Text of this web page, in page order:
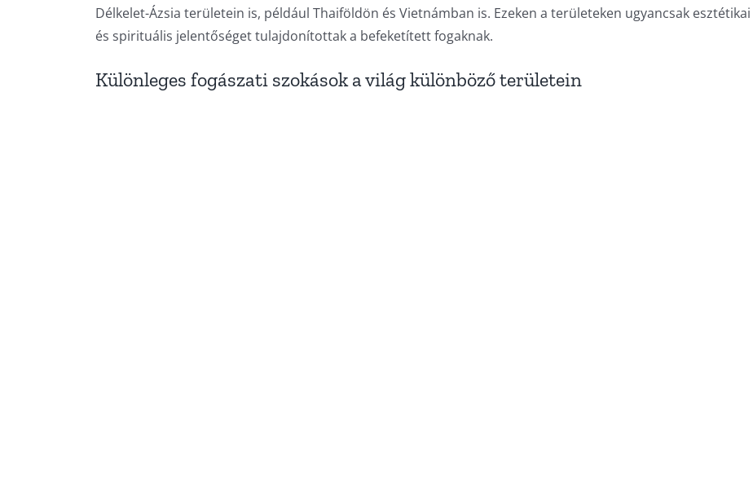
Délkelet-Ázsia területein is, például Thaiföldön és Vietnámban is. Ezeken a területeken ugyancsak esztétikai
és spirituális jelentőséget tulajdonítottak a befeketített fogaknak.
Különleges fogászati szokások a világ különböző területein